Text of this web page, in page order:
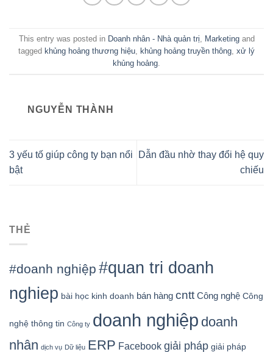
This entry was posted in Doanh nhân - Nhà quản trị Marketingand
tagged khủng hoảng thương hiệu khủng hoảng truyền thông xử lý
khủng hoảng
NGUYỄN THÀNH
3 yếu tố giúp công ty bạn nổi
bật
Dẫn đầu nhờ thay đổi hệ quy
chiếu
THẺ
#doanh nghiệp #quan tri doanh
nghiep bài học kinh doanh bán hàng cntt Công nghệ Công
nghệ thông tin Công ty doanh nghiệp doanh
nhân dịch vụ Dữ liệu ERP Facebook giải pháp giải pháp